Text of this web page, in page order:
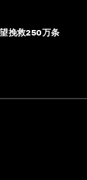
挽救250万条